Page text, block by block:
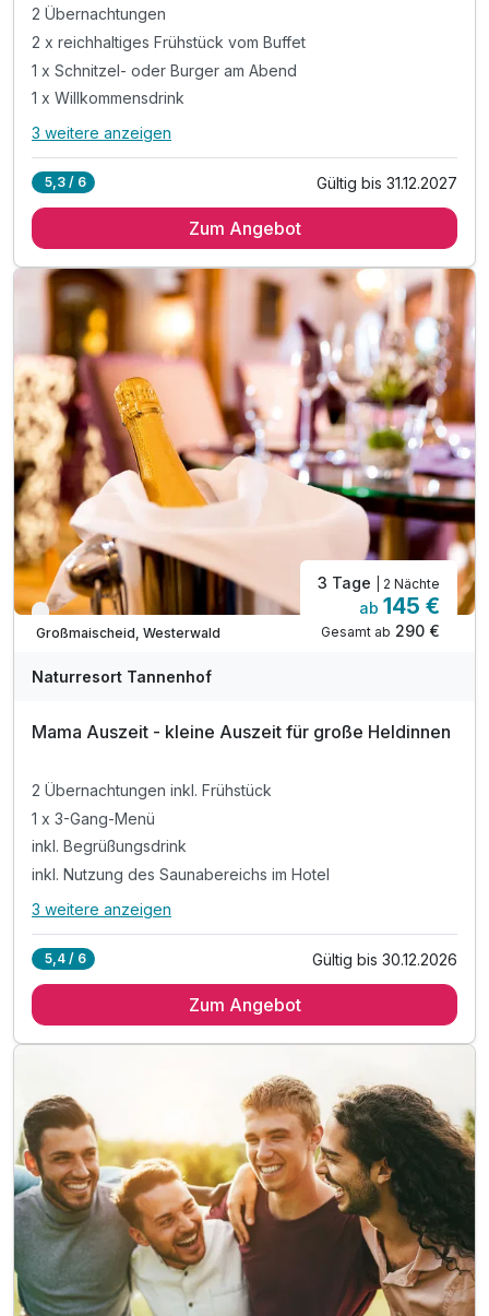
2 Übernachtungen
2 x reichhaltiges Frühstück vom Buffet
1 x Schnitzel- oder Burger am Abend
1 x Willkommensdrink
Alle Inklusivleistungen
2 x reichhaltiges Frühstück vom Buffet
1 x Willkommensdrink
inkl. Garagenplätze für Motorräder
inkl. WLAN-Nutzung
Nutzung unseres Saunabereichs
3 weitere anzeigen
5,3 / 6 Gültig bis 31.12.2027
Zum Angebot
Verfügbar bis Dezember
Großmaischeid, Westerwald
3 Tage | 2 Nächte
ab 145 €
Gesamt ab 290 €
Naturresort Tannenhof
Mama Auszeit - kleine Auszeit für große Heldinnen
2 Übernachtungen inkl. Frühstück
1 x 3-Gang-Menü
inkl. Begrüßungsdrink
inkl. Nutzung des Saunabereichs im Hotel
Alle Inklusivleistungen
mit kuscheligem Bademantel und Saunatuch
inkl. Parken
inkl. WLAN
3 weitere anzeigen
5,4 / 6 Gültig bis 30.12.2026
Zum Angebot